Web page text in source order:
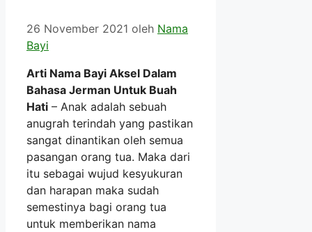
26 November 2021 oleh Nama
Bayi
Arti Nama Bayi Aksel Dalam
Bahasa Jerman Untuk Buah
Hati – Anak adalah sebuah
anugrah terindah yang pastikan
sangat dinantikan oleh semua
pasangan orang tua. Maka dari
itu sebagai wujud kesyukuran
dan harapan maka sudah
semestinya bagi orang tua
untuk memberikan nama